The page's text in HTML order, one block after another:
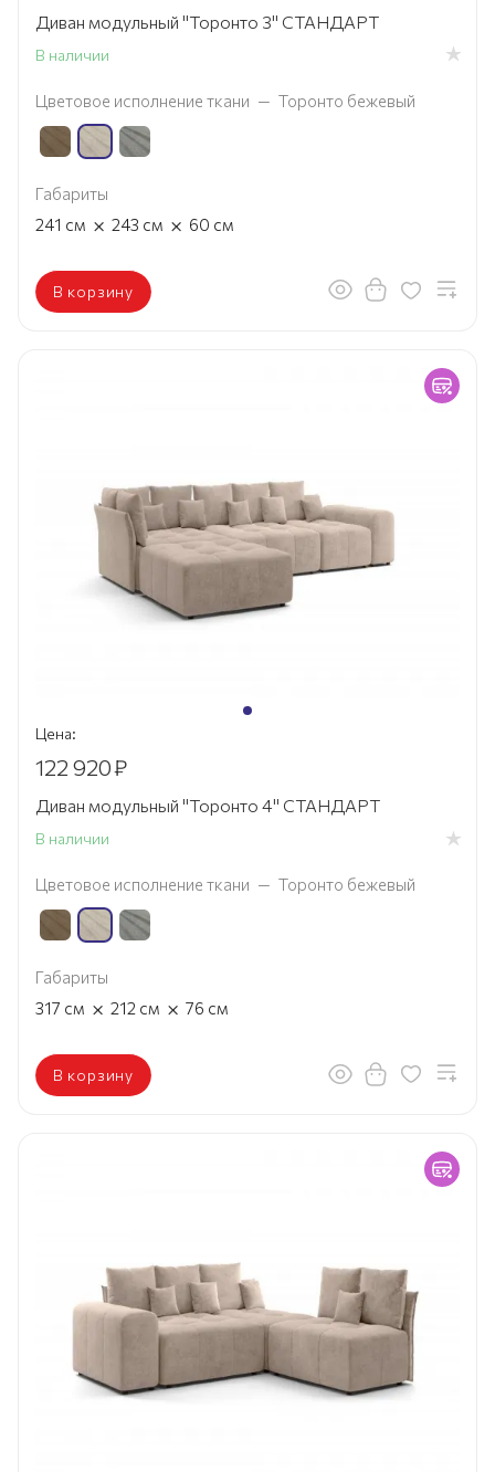
Диван модульный "Торонто 3" СТАНДАРТ
В наличии
Цветовое исполнение ткани — Торонто бежевый
Габариты
241 см × 243 см × 60 см
В корзину
Цена:
122 920₽
Диван модульный "Торонто 4" СТАНДАРТ
В наличии
Цветовое исполнение ткани — Торонто бежевый
Габариты
317 см × 212 см × 76 см
В корзину